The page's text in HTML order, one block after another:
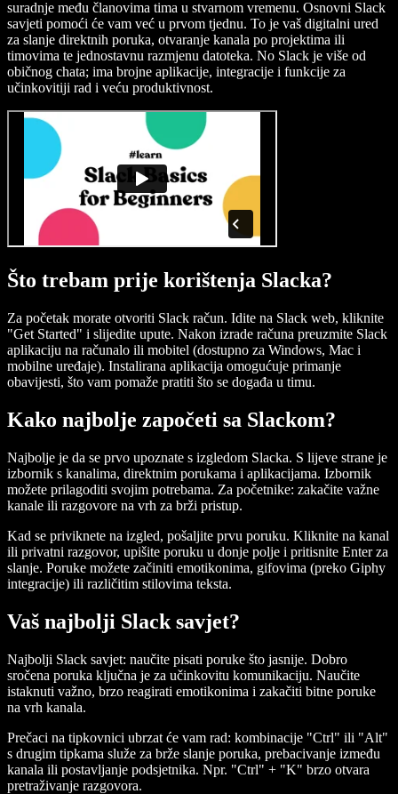
suradnje među članovima tima u stvarnom vremenu. Osnovni Slack
savjeti pomoći će vam već u prvom tjednu. To je vaš digitalni ured
za slanje direktnih poruka, otvaranje kanala po projektima ili
timovima te jednostavnu razmjenu datoteka. No Slack je više od
običnog chata; ima brojne aplikacije, integracije i funkcije za
učinkovitiji rad i veću produktivnost.
Što trebam prije korištenja Slacka?
Za početak morate otvoriti Slack račun. Idite na Slack web, kliknite
"Get Started" i slijedite upute. Nakon izrade računa preuzmite Slack
aplikaciju na računalo ili mobitel (dostupno za Windows, Mac i
mobilne uređaje). Instalirana aplikacija omogućuje primanje
obavijesti, što vam pomaže pratiti što se događa u timu.
Kako najbolje započeti sa Slackom?
Najbolje je da se prvo upoznate s izgledom Slacka. S lijeve strane je
izbornik s kanalima, direktnim porukama i aplikacijama. Izbornik
možete prilagoditi svojim potrebama. Za početnike: zakačite važne
kanale ili razgovore na vrh za brži pristup.
Kad se priviknete na izgled, pošaljite prvu poruku. Kliknite na kanal
ili privatni razgovor, upišite poruku u donje polje i pritisnite Enter za
slanje. Poruke možete začiniti emotikonima, gifovima (preko Giphy
integracije) ili različitim stilovima teksta.
Vaš najbolji Slack savjet?
Najbolji Slack savjet: naučite pisati poruke što jasnije. Dobro
sročena poruka ključna je za učinkovitu komunikaciju. Naučite
istaknuti važno, brzo reagirati emotikonima i zakačiti bitne poruke
na vrh kanala.
Prečaci na tipkovnici ubrzat će vam rad: kombinacije "Ctrl" ili "Alt"
s drugim tipkama služe za brže slanje poruka, prebacivanje između
kanala ili postavljanje podsjetnika. Npr. "Ctrl" + "K" brzo otvara
pretraživanje razgovora.